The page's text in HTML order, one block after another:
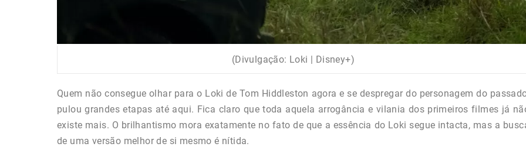
(Divulgação: Loki | Disney+)
Quem não consegue olhar para o Loki de Tom Hiddleston agora e se despregar do personagem do
pulou grandes etapas até aqui. Fica claro que toda aquela arrogância e vilania dos primeiros filmes já
existe mais. O brilhantismo mora exatamente no fato de que a essência do Loki segue intacta, mas a
de uma versão melhor de si mesmo é nítida.